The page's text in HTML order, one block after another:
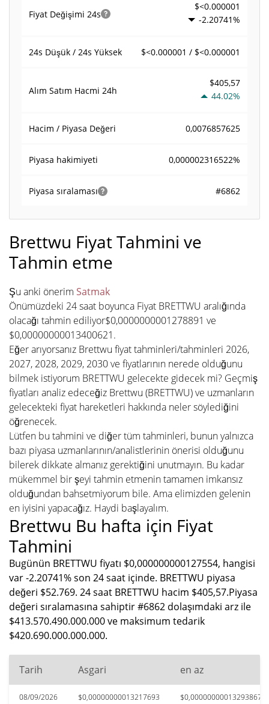
Fiyat Değişimi 24s
$<0.000001
-2.20741%
24s Düşük / 24s Yüksek $<0.000001 / $<0.000001
Alım Satım Hacmi 24h
$405,57
44.02%
Hacim / Piyasa Değeri 0,0076857625
Piyasa hakimiyeti 0,000002316522%
Piyasa sıralaması #6862
Brettwu Fiyat Tahmini ve
Tahmin etme
Şu anki önerim Satmak
Önümüzdeki 24 saat boyunca Fiyat BRETTWU aralığında
olacağı tahmin ediliyor$0,0000000001278891 ve
$0,00000000013400621.
Eğer arıyorsanız Brettwu fiyat tahminleri/tahminleri 2026,
2027, 2028, 2029, 2030 ve fiyatlarının nerede olduğunu
bilmek istiyorum BRETTWU gelecekte gidecek mi? Geçmiş
fiyatları analiz edeceğiz Brettwu (BRETTWU) ve uzmanların
gelecekteki fiyat hareketleri hakkında neler söylediğini
öğrenecek.
Lütfen bu tahmini ve diğer tüm tahminleri, bunun yalnızca
bazı piyasa uzmanlarının/analistlerinin önerisi olduğunu
bilerek dikkate almanız gerektiğini unutmayın. Bu kadar
mükemmel bir şeyi tahmin etmenin tamamen imkansız
olduğundan bahsetmiyorum bile. Ama elimizden gelenin
en iyisini yapacağız. Haydi başlayalım.
Brettwu Bu hafta için Fiyat
Tahmini
Bugünün BRETTWU fiyatı $0,000000000127554, hangisi
var -2.20741% son 24 saat içinde. BRETTWU piyasa
değeri $52.769. 24 saat BRETTWU hacim $405,57.Piyasa
değeri sıralamasına sahiptir #6862 dolaşımdaki arz ile
$413.570.490.000.000 ve maksimum tedarik
$420.690.000.000.000.
Tarih Asgari en az
08/09/2026 $0,00000000013217693 $0,00000000013293867